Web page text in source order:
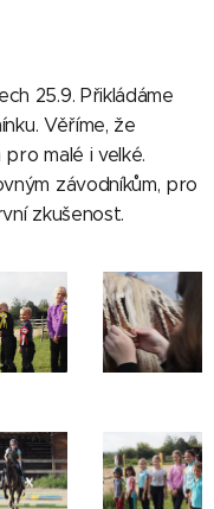
25.9. Přikládáme
Věříme, že
malé i velké.
závodníkům, pro
zkušenost.